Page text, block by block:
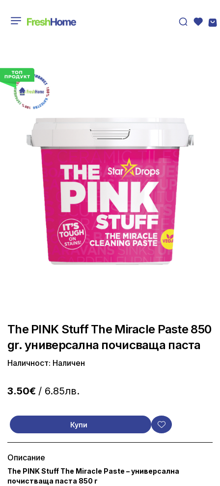
The PINK Stuff The Miracle Paste 850
gr. универсална почисваща паста
Наличност: Наличен
3.50€ / 6.85лв.
Купи
Описание
The PINK Stuff The Miracle Paste – универсална
почистваща паста 850 г